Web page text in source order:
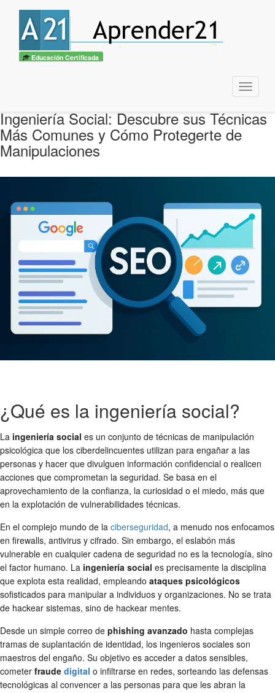
Educación Certificada
Menu
Ingeniería Social: Descubre sus Técnicas
Más Comunes y Cómo Protegerte de
Manipulaciones
¿Qué es la ingeniería social?
La ingeniería social es un conjunto de técnicas de manipulación
psicológica que los ciberdelincuentes utilizan para engañar a las
personas y hacer que divulguen información confidencial o realicen
acciones que comprometan la seguridad. Se basa en el
aprovechamiento de la confianza, la curiosidad o el miedo, más que
en la explotación de vulnerabilidades técnicas.
En el complejo mundo de la ciberseguridad, a menudo nos enfocamos
en firewalls, antivirus y cifrado. Sin embargo, el eslabón más
vulnerable en cualquier cadena de seguridad no es la tecnología, sino
el factor humano. La ingeniería social es precisamente la disciplina
que explota esta realidad, empleando ataques psicológicos
sofisticados para manipular a individuos y organizaciones. No se trata
de hackear sistemas, sino de hackear mentes.
Desde un simple correo de phishing avanzado hasta complejas
tramas de suplantación de identidad, los ingenieros sociales son
maestros del engaño. Su objetivo es acceder a datos sensibles,
cometer fraude digital o infiltrarse en redes, sorteando las defensas
tecnológicas al convencer a las personas para que les abran la